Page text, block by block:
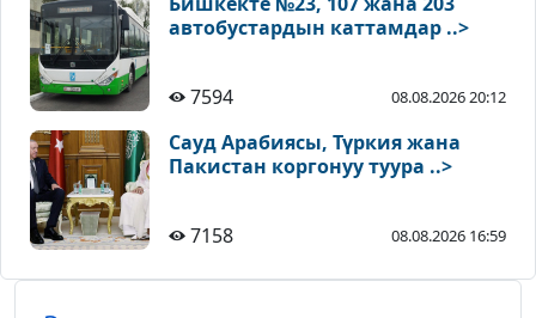
автобустардын каттамдар ..>
7594 08.08.2026 20:12
Сауд Арабиясы, Түркия жана
Пакистан коргонуу туура ..>
7158 08.08.2026 16:59